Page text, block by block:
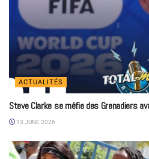
ACTUALITÉS
Steve Clarke se méfie des Grenadiers
13 JUNE 2026